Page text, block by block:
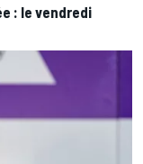
: le vendredi